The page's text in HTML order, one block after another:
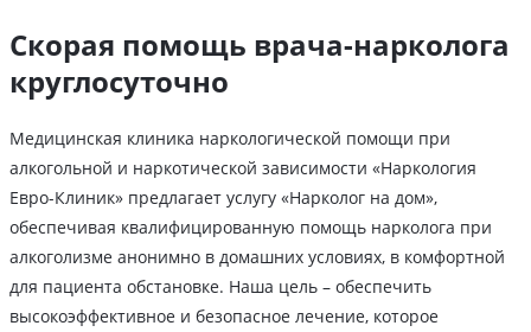
Скорая помощь врача-нарколога
круглосуточно
Медицинская клиника наркологической помощи при
алкогольной и наркотической зависимости «Наркология
Евро-Клиник» предлагает услугу «Нарколог на дом»,
обеспечивая квалифицированную помощь нарколога при
алкоголизме анонимно в домашних условиях, в комфортной
для пациента обстановке. Наша цель – обеспечить
высокоэффективное и безопасное лечение, которое